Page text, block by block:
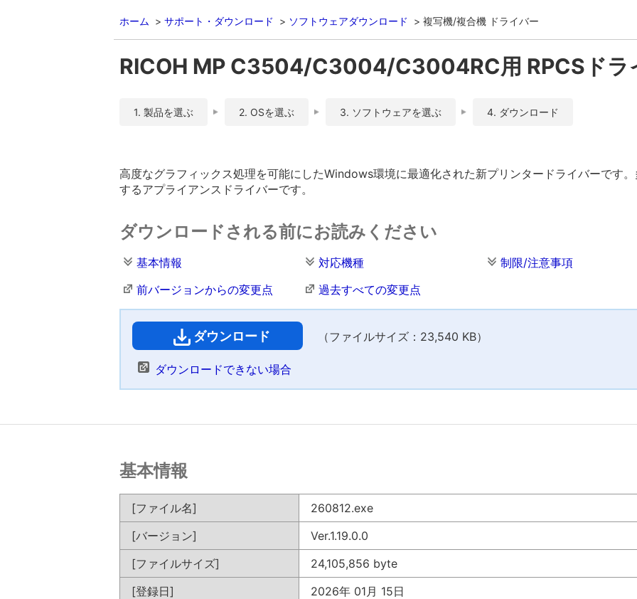
ホーム サポート・ダウンロード ソフトウェアダウンロード 複写機/複合機 ドライバー
RICOH MP C3504/C3004/C3004RC用 RPCSドラ
1. 製品を選ぶ 2. OSを選ぶ 3. ソフトウェアを選ぶ 4. ダウンロード
高度なグラフィックス処理を可能にしたWindows環境に最適化された新プリンタードライバーです
するアプライアンスドライバーです。
ダウンロードされる前にお読みください
基本情報 対応機種 制限/注意事項
前バージョンからの変更点
過去すべての変更点
ダウンロード （ファイルサイズ：23,540 KB）
ダウンロードできない場合
基本情報
[ファイル名]
260812.exe
[バージョン]
Ver.1.19.0.0
[ファイルサイズ]
24,105,856 byte
[登録日]
2026年 01月 15日